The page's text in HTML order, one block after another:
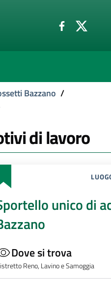
Bazzano /
di lavoro
unico di
Dove si trova
Reno, Lavino e Samoggia